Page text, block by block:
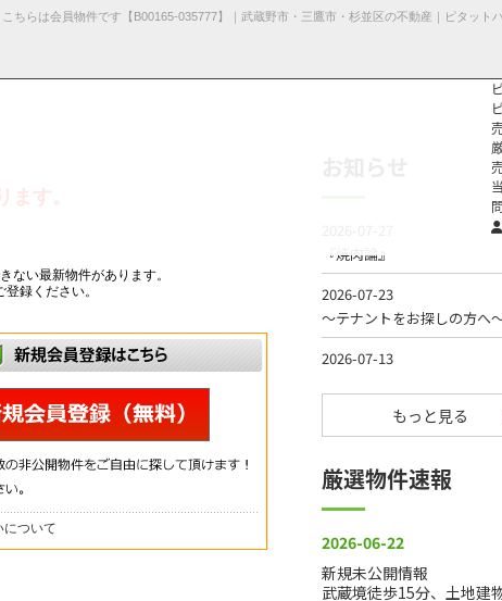
こちらは会員物件です【B00165-035777】｜武蔵野市・三鷹市・杉並区の不動産｜ピタット
す。
ない最新物件があります。
録ください。
について
もっと見る
厳選物件速報